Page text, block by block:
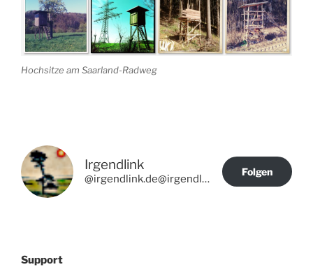
Hochsitze am Saarland-Radweg
Irgendlink
@irgendlink.de@irgendlink.de
Folgen
Support